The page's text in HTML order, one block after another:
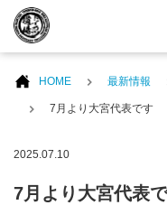
HOME 最新情報
7月より大宮代表です
2025.07.10
7月より大宮代表